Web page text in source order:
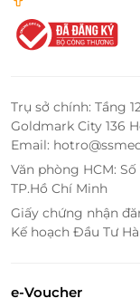
Trụ sở chính: Tầng
Goldmark City 136
Email:
Văn phòng HCM:
TP.Hồ Chí Minh
Giấy chứng nhận
Kế hoạch Đầu Tư
e-Voucher